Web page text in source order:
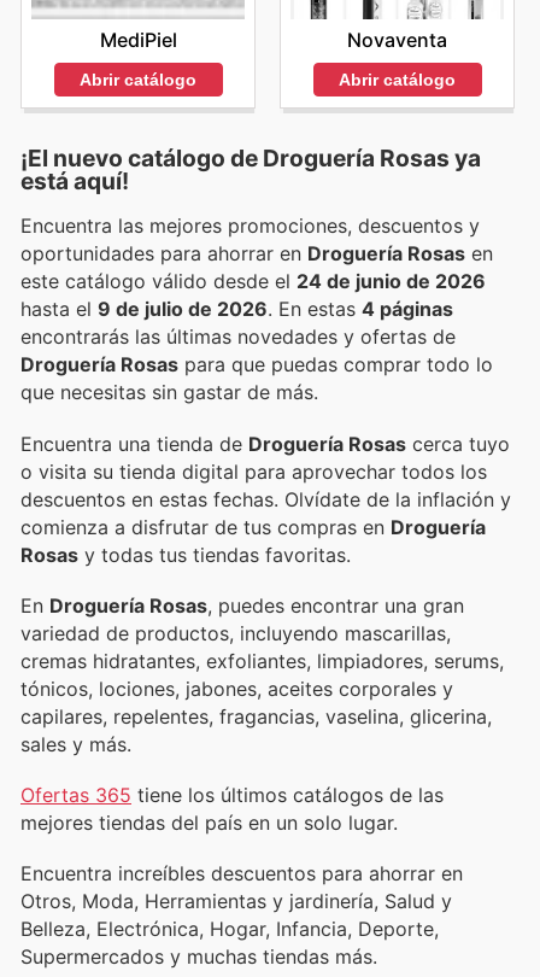
MediPiel
Abrir catálogo
Novaventa
Abrir catálogo
¡El nuevo catálogo de Droguería Rosas ya
está aquí!
Encuentra las mejores promociones, descuentos y
oportunidades para ahorrar en Droguería Rosas en
este catálogo válido desde el 24 de junio de 2026
hasta el 9 de julio de 2026 . En estas 4 páginas
encontrarás las últimas novedades y ofertas de
Droguería Rosas para que puedas comprar todo lo
que necesitas sin gastar de más.
Encuentra una tienda de Droguería Rosas cerca tuyo
o visita su tienda digital para aprovechar todos los
descuentos en estas fechas. Olvídate de la inflación y
comienza a disfrutar de tus compras en Droguería
Rosas y todas tus tiendas favoritas.
En Droguería Rosas, puedes encontrar una gran
variedad de productos, incluyendo mascarillas,
cremas hidratantes, exfoliantes, limpiadores, serums,
tónicos, lociones, jabones, aceites corporales y
capilares, repelentes, fragancias, vaselina, glicerina,
sales y más.
Ofertas 365 tiene los últimos catálogos de las
mejores tiendas del país en un solo lugar.
Encuentra increíbles descuentos para ahorrar en
Otros, Moda, Herramientas y jardinería, Salud y
Belleza, Electrónica, Hogar, Infancia, Deporte,
Supermercados y muchas tiendas más.